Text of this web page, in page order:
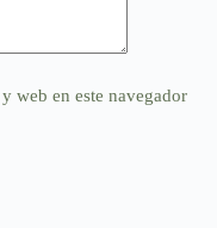
web en este navegador